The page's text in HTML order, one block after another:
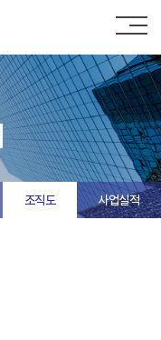
조직도 사업실적